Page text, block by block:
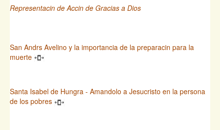
Representacin de Accin de Gracias a Dios
San Andrs Avelino y la importancia de la preparacin para la
muerte
Santa Isabel de Hungra - Amandolo a Jesucristo en la persona
de los pobres